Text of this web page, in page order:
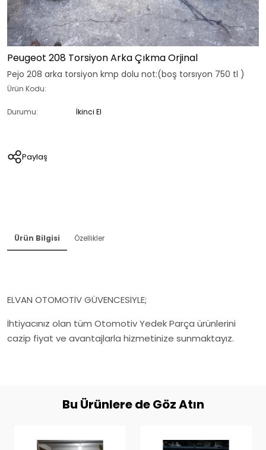
Peugeot 208 Torsiyon Arka Çıkma Orjinal
Pejo 208 arka torsiyon kmp dolu not:(boş torsıyon 750 tl )
Ürün Kodu:
Durumu: İkinci El
Paylaş
Ürün Bilgisi Özellikler
ELVAN OTOMOTİV GÜVENCESİYLE;
İhtiyacınız olan tüm Otomotiv Yedek Parça ürünlerini
cazip fiyat ve avantajlarla hizmetinize sunmaktayız.
Bu Ürünlere de Göz Atın